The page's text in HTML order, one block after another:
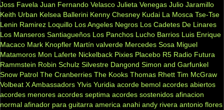
Joss Favela Juan Fernando Velasco Julieta Venegas Julio Jaramillo
Keith Urban Kelsea Ballerini Kenny Chesney Kudai La Mosca Tse-Tse
Lenin Ramirez Loquillo Los Angeles Negros Los Cadetes De Linares
Los Manseros Santiagueños Los Panchos Lucho Barrios Luis Enrique
Macaco Mark Knopfler Martín valverde Mercedes Sosa Miguel
Matamoros Mon Laferte Nickelback Pixies Placebo R5 Radio Futura
Rammstein Robin Schulz Silvestre Dangond Simon and Garfunkel
Snow Patrol The Cranberries The Kooks Thomas Rhett Tim McGraw
Volbeat X Ambassadors Ylvis Yuridia acorde bemol acordes abiertos
acordes menores acordes septima acordes sostenidos afinacion
normal afinador para guitarra america anahi andy rivera antonio flores